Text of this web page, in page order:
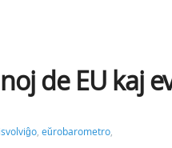
de EU kaj
, eŭrobarometro,